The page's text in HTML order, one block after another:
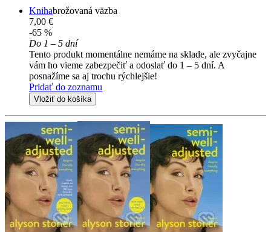
Knihabrožovaná väzba
7,00 €
-65 %
Do 1 – 5 dní
Tento produkt momentálne nemáme na sklade, ale zvyčajne
vám ho vieme zabezpečiť a odoslať do 1 – 5 dní. A
posnažíme sa aj trochu rýchlejšie!
Pridať do zoznamu
Vložiť do košíka